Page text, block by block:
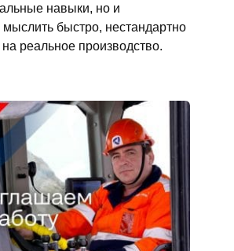
навыки, но и
мыслить быстро, нестандартно
на реальное производство.